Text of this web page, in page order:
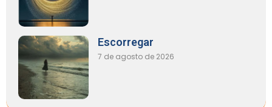
Escorregar
7 de agosto de 2026